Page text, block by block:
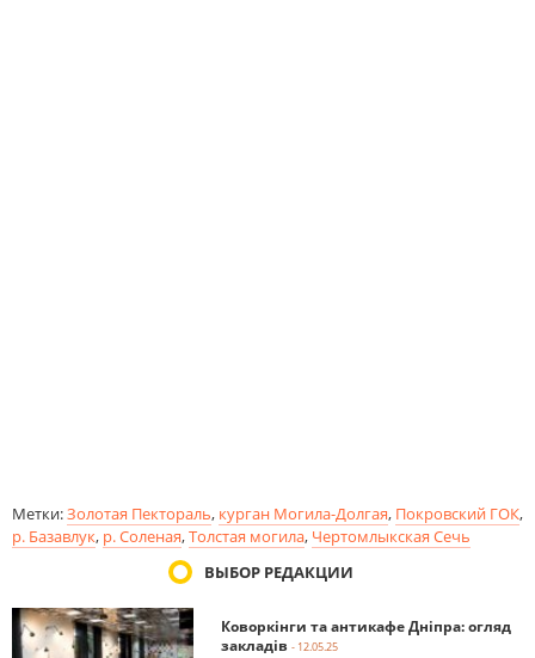
Метки:Золотая Пектораль, курган Могила-Долгая, Покровский ГОК,
р. Базавлук, р. Соленая,Толстая могила, Чертомлыкская Сечь
ВЫБОР РЕДАКЦИИ
Коворкінги та антикафе Дніпра: огляд
закладів - 12.05.25